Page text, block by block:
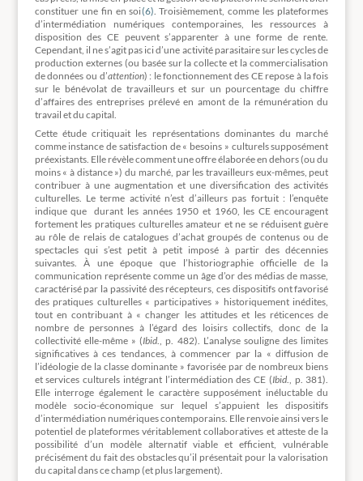
constituer une fin en soi(6) . Troisièmement, comme les plateformes
d’intermédiation numériques contemporaines, les ressources à
disposition des CE peuvent s’apparenter à une forme de rente.
Cependant, il ne s’agit pas ici d’une activité parasitaire sur les cycles de
production externes (ou basée sur la collecte et la commercialisation
de données ou d’attention) : le fonctionnement des CE repose à la fois
sur le bénévolat de travailleurs et sur un pourcentage du chiffre
d’affaires des entreprises prélevé en amont de la rémunération du
travail et du capital.
Cette étude critiquait les représentations dominantes du marché
comme instance de satisfaction de « besoins » culturels supposément
préexistants. Elle révèle comment une offre élaborée en dehors (ou du
moins « à distance ») du marché, par les travailleurs eux-mêmes, peut
contribuer à une augmentation et une diversification des activités
culturelles. Le terme activité n’est d’ailleurs pas fortuit : l’enquête
indique que durant les années 1950 et 1960, les CE encouragent
fortement les pratiques culturelles amateur et ne se réduisent guère
au rôle de relais de catalogues d’achat groupés de contenus ou de
spectacles qui s’est petit à petit imposé à partir des décennies
suivantes. À une époque que l’historiographie officielle de la
communication représente comme un âge d’or des médias de masse,
caractérisé par la passivité des récepteurs, ces dispositifs ont favorisé
des pratiques culturelles « participatives » historiquement inédites,
tout en contribuant à « changer les attitudes et les réticences de
nombre de personnes à l’égard des loisirs collectifs, donc de la
collectivité elle-même » (Ibid ., p. 482). L’analyse souligne des limites
significatives à ces tendances, à commencer par la « diffusion de
l’idéologie de la classe dominante » favorisée par de nombreux biens
et services culturels intégrant l’intermédiation des CE (Ibid., p. 381).
Elle interroge également le caractère supposément inéluctable du
modèle socio-économique sur lequel s’appuient les dispositifs
d’intermédiation numériques contemporains. Elle renvoie ainsi vers le
potentiel de plateformes véritablement collaboratives et atteste de la
possibilité d’un modèle alternatif viable et efficient, vulnérable
précisément du fait des obstacles qu’il présentait pour la valorisation
du capital dans ce champ (et plus largement).